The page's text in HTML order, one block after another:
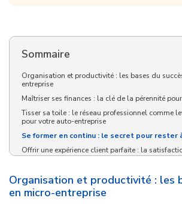
Sommaire
Organisation et productivité : les bases du
entreprise
Maîtriser ses finances : la clé de la pérennité
Tisser sa toile : le réseau professionnel comme
pour votre auto-entreprise
Se former en continu : le secret pour rester
Offrir une expérience client parfaite : la
fidélisation puissant
Bien-être personnel : le ciment de votre réussite
qu’indépendant
Planifier sa croissance : l’art de faire grandir sa
Organisation et productivité : les
en micro-entreprise